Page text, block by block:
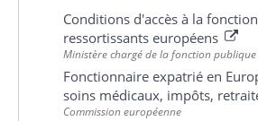
Conditions d'accès à la
ressortissants européens
Ministère chargé de la fonction publique
Fonctionnaire expatrié en
soins médicaux, impôts,
Commission européenne